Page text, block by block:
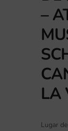
–
LA
Lugar